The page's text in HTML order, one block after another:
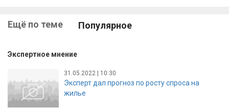
Ещё по теме Популярное
Экспертное мнение
31.05.2022 | 10:30
Эксперт дал прогноз по росту спроса на
жилье